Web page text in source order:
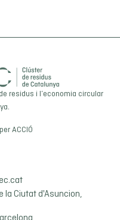
residus i l’economia circular
ACCIÓ
la Ciutat d'Asuncion,